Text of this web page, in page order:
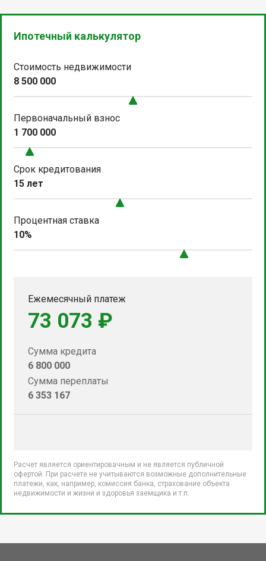
Ипотечный калькулятор
Стоимость недвижимости
8 500 000
Первоначальный взнос
1 700 000
Срок кредитования
15 лет
Процентная ставка
10%
Ежемесячный платеж
73 073 ₽
Сумма кредита
6 800 000
Сумма переплаты
6 353 167
Расчет является ориентировачным и не является публичной
офертой. При расчете не учитываются возможные дополнительные
платежи, как, например, комиссия банка, страхование объекта
недвижимости и жизни и здоровья заемщика и т.п.